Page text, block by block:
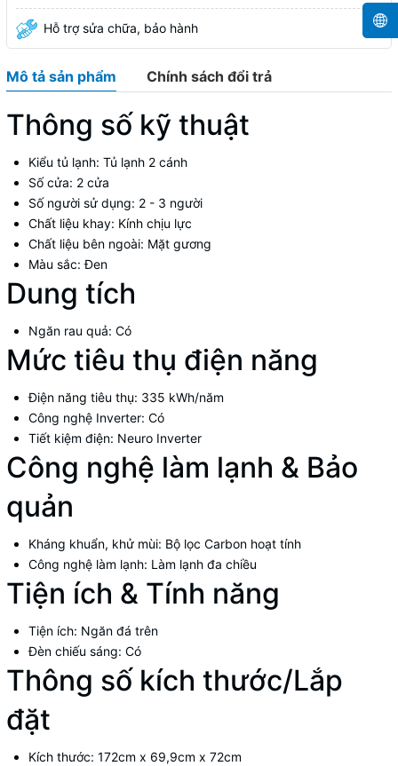
Hỗ trợ sửa chữa, bảo hành
Mô tả sản phẩm Chính sách đổi trả
Thông số kỹ thuật
Kiểu tủ lạnh: Tủ lạnh 2 cánh
Số cửa: 2 cửa
Số người sử dụng: 2 - 3 người
Chất liệu khay: Kính chịu lực
Chất liệu bên ngoài: Mặt gương
Màu sắc:Đen
Dung tích
Ngăn rau quả: Có
Mức tiêu thụ điện năng
Điện năng tiêu thụ: 335 kWh/năm
Công nghệ Inverter: Có
Tiết kiệm điện: Neuro Inverter
Công nghệ làm lạnh & Bảo
quản
Kháng khuẩn, khử mùi: Bộ lọc Carbon hoạt tính
Công nghệ làm lạnh: Làm lạnh đa chiều
Tiện ích & Tính năng
Tiện ích: Ngăn đá trên
Đèn chiếu sáng: Có
Thông số kích thước/Lắp
đặt
Kích thước: 172cm x 69,9cm x 72cm